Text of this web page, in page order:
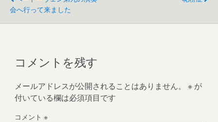
会へ行って来ました
コメントを残す
メールアドレスが公開されることはありません。 ※ が
付いている欄は必須項目です
コメント ※